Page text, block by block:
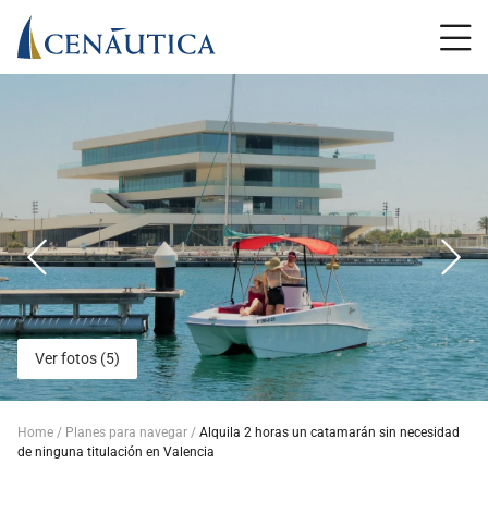
Ver fotos (5)
Home Planes para navegar
Alquila 2 horas un catamarán sin necesidad
de ninguna titulación en Valencia